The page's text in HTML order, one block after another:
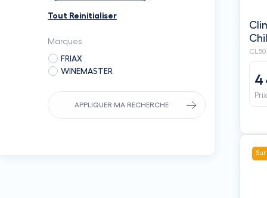
Tout Reinitialiser
Marques
FRIAX
WINEMASTER
APPLIQUER MA RECHERCHE
4